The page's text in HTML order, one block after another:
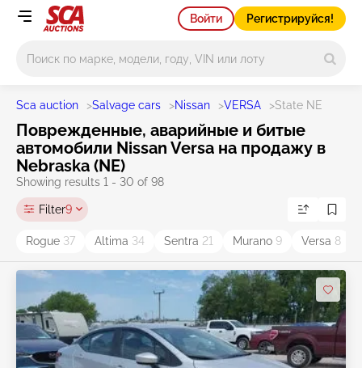
Войти Регистрируйся!
Sca auction >Salvage cars >Nissan >VERSA >State NE
Поврежденные, аварийные и битые
автомобили Nissan Versa на продажу в
Nebraska (NE)
Showing results 1 - 30 of 98
Filter9
Rogue 37 Altima 34 Sentra 21 Murano 9 Versa 8